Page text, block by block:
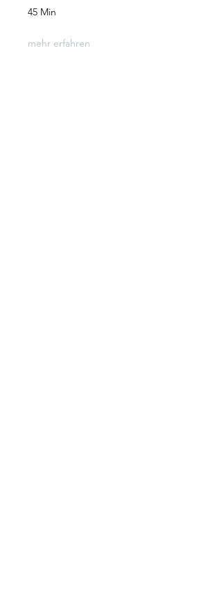
45 Min
mehr erfahren